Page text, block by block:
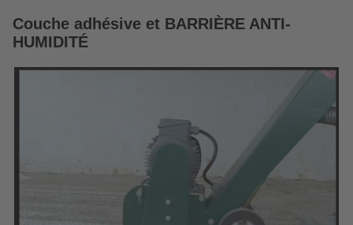
Couche adhésive et BARRIÈRE ANTI-
HUMIDITÉ